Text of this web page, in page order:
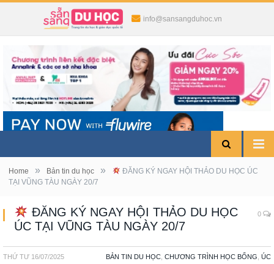
info@sansangduhoc.vn
Home » Bản tin du học »
ĐĂNG KÝ NGAY HỘI THẢO DU HỌC ÚC
TẠI VŨNG TÀU NGÀY 20/7
ĐĂNG KÝ NGAY HỘI THẢO DU HỌC
ÚC TẠI VŨNG TÀU NGÀY 20/7
0
THỨ TƯ 16/07/2025 BẢN TIN DU HỌC CHƯƠNG TRÌNH HỌC BỔNG ÚC